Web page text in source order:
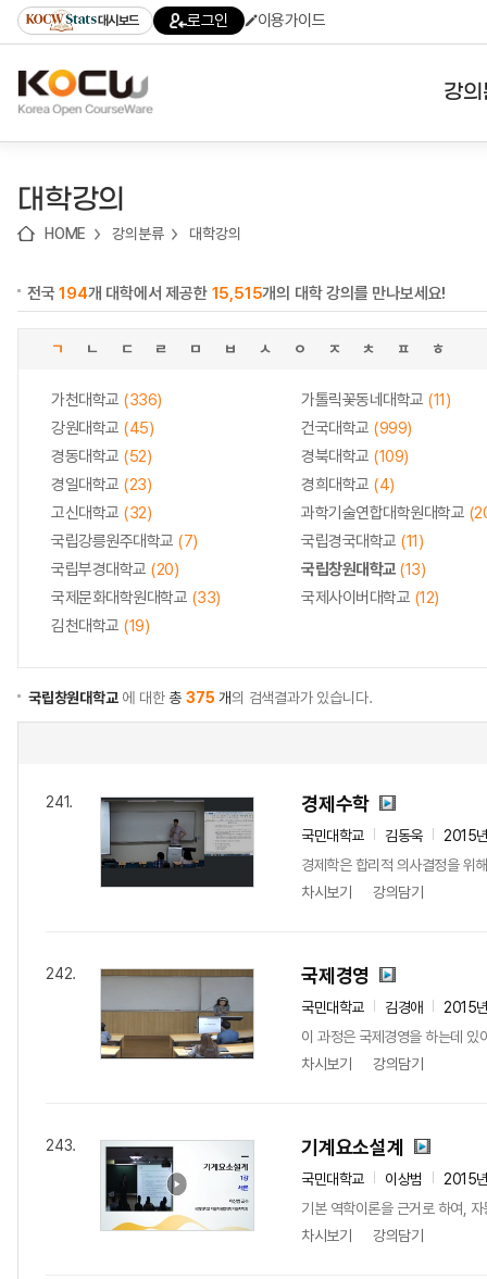
기
기
기
content)
가
대시보드 로그인 이용가이드
강
대학강의
HOME 강의분류 대학강의
전국194개 대학에서 제공한 15,515개의 대학 강의를 만나보세요!
ㄱ ㄴ ㄷ ㄹ ㅁ ㅂ ㅅ ㅇ ㅈ ㅊ ㅍ ㅎ
가천대학교 (336) 가톨릭꽃동네대학교 (11)
강원대학교 (45) 건국대학교 (999)
경동대학교 (52) 경북대학교 (109)
경일대학교 (23) 경희대학교 (4)
고신대학교 (32) 과학기술연합대학원대학교
국립강릉원주대학교 (7) 국립경국대학교 (11)
국립부경대학교 (20) 국립창원대학교(13)
국제문화대학원대학교 (33) 국제사이버대학교 (12)
김천대학교 (19)
국립창원대학교에 대한총375 개의 검색결과가 있습니다.
241. 경제수학
국민대학교 김동욱
2015
경제학은 합리적 의사결정을 위
차시보기
강의담기
242. 국제경영
국민대학교 김경애
2015
이 과정은 국제경영을 하는데 있
차시보기
강의담기
243. 기계요소설계
국민대학교 이상범
2015
기본 역학이론을 근거로 하여,
차시보기
강의담기